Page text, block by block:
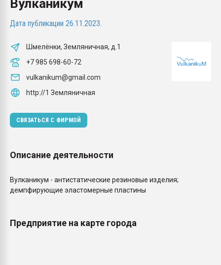
Вулканикум
Дата публикации 26.11.2023.
Шмелёнки, Земляничная, д.1
+7 985 698-60-72
vulkanikum@gmail.com
http://1 Земляничная
СВЯЗАТЬСЯ С ФИРМОЙ
Описание деятельности
Вулканикум - антистатические резиновые изделия;
демпфирующие эластомерные пластины
Предприятие на карте города